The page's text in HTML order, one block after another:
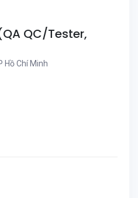
QC/Tester,
Hồ Chí Minh